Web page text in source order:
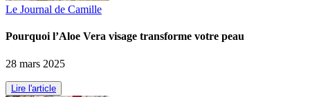
Le Journal de Camille
Pourquoi l’Aloe Vera visage transforme votre peau
28 mars 2025
Lire l'article